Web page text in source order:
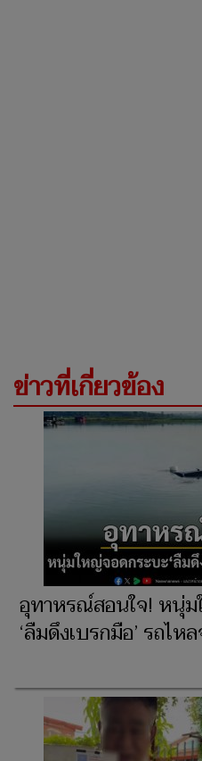
ข่าวที่เกี่ยวข้อง
อุทาหรณ์สอนใจ! หนุ่ม
‘ลืมดึงเบรกมือ’ รถไ